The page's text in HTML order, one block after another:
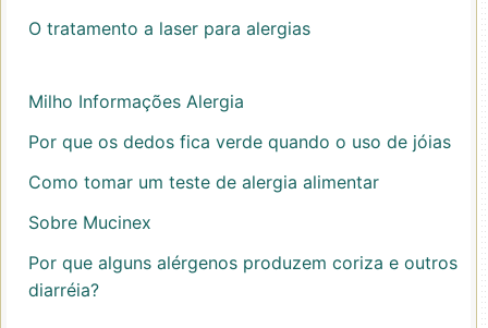
O tratamento a laser para alergias
Milho Informações Alergia
Por que os dedos fica verde quando o uso de jóias
Como tomar um teste de alergia alimentar
Sobre Mucinex
Por que alguns alérgenos produzem coriza e outros
diarréia?